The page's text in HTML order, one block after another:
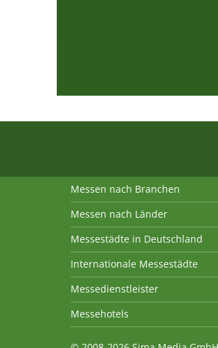
Messen nach Branchen
Messen nach Länder
Messestädte in Deutschland
Internationale Messestädte
Messedienstleister
Messehotels